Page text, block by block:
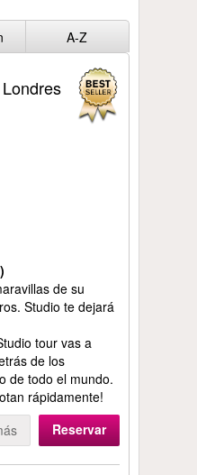
A-Z
de su
Studio te dejará
tour vas a
de los
de todo el mundo.
rápidamente!
Reservar